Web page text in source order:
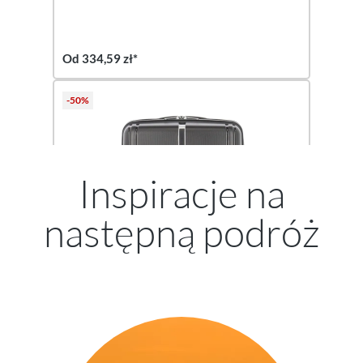
Od 334,59 zł*
-50%
Inspiracje na
następną podróż